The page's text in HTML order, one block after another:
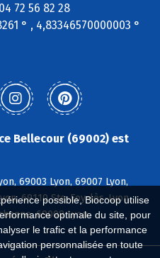
possible, Biocoop utilise
optimale du site, pour
le trafic et la performance
personnalisée en toute
04 72 56 82 28
° , 4,83346570000003 °
Bellecour (69002) est
69003 Lyon, 69007 Lyon,
69110 Ste-Foy-lès-Lyon,
69008 Lyon